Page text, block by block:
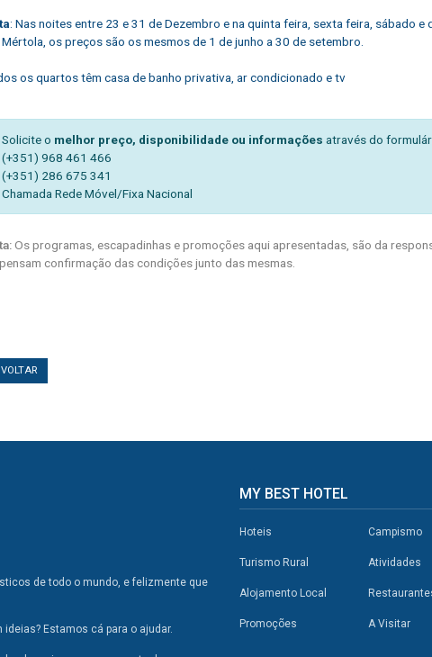
: Nas noites entre 23 e 31 de Dezembro e na quinta feira, sexta feira, sábado
Mértola, os preços são os mesmos de 1 de junho a 30 de setembro.
os quartos têm casa de banho privativa, ar condicionado e tv
Solicite o melhor preço, disponibilidade ou informações através do
(+351) 968 461 466
(+351) 286 675 341
Chamada Rede Móvel/Fixa Nacional
Os programas, escapadinhas e promoções aqui apresentadas, são da
confirmação das condições junto das mesmas.
de todo o mundo, e felizmente que
Estamos cá para o ajudar.
MY BEST HOTEL
Hoteis
Turismo Rural
Alojamento Local
Promoções
Campismo
Atividades
A Visitar